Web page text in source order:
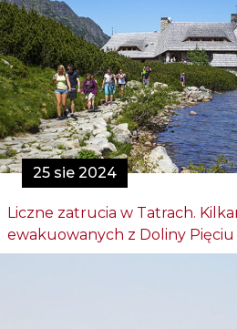
25 sie 2024
Liczne zatrucia w Tatrach.
ewakuowanych z Doliny